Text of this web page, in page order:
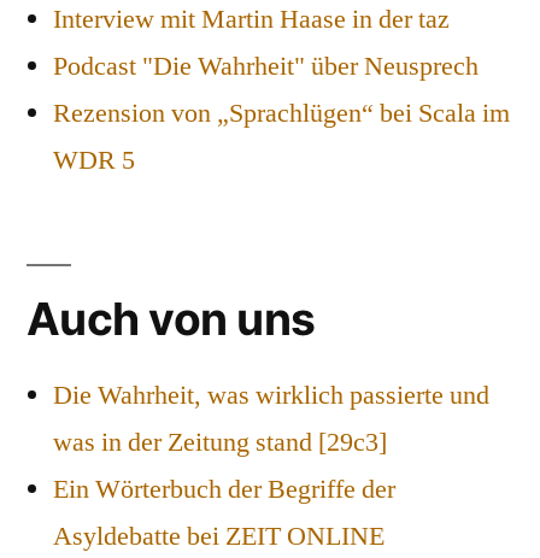
Interview mit Martin Haase in der taz
Podcast "Die Wahrheit" über Neusprech
Rezension von „Sprachlügen“ bei Scala im
WDR 5
Auch von uns
Die Wahrheit, was wirklich passierte und
was in der Zeitung stand [29c3]
Ein Wörterbuch der Begriffe der
Asyldebatte bei ZEIT ONLINE